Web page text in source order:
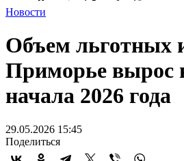
Новости
Объем льготных
Приморье вырос
начала 2026 года
29.05.2026 15:45
Поделиться